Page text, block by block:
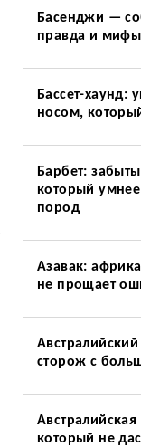
Басенджи —
правда и
Бассет-хаунд:
носом,
Барбет:
который
пород
Азавак:
не прощает
сторож с
который не